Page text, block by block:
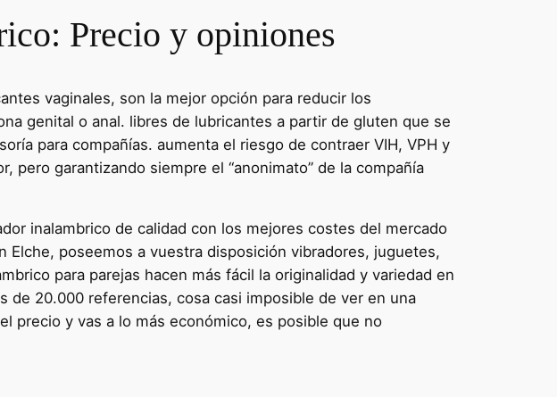
Precio y opiniones
vaginales, son la mejor opción para reducir los
genital o anal. libres de lubricantes a partir de gluten que se
para compañías. aumenta el riesgo de contraer VIH, VPH y
garantizando siempre el “anonimato” de la compañía
inalambrico de calidad con los mejores costes del mercado
Elche, poseemos a vuestra disposición vibradores, juguetes,
para parejas hacen más fácil la originalidad y variedad en
de 20.000 referencias, cosa casi imposible de ver en una
precio y vas a lo más económico, es posible que no